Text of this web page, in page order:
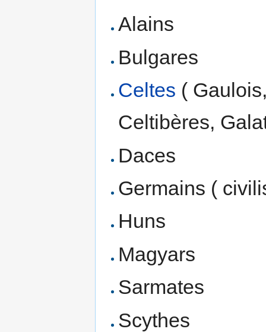
Alains
Bulgares
Celtes (
Celtibères,
Daces
Germains (
Huns
Magyars
Sarmates
Scythes